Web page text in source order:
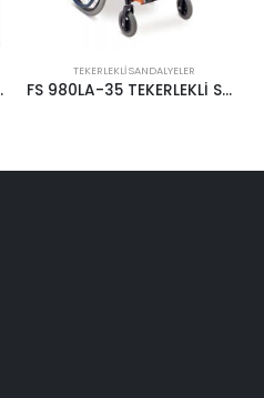
TEKERLEKLI SANDALYELER